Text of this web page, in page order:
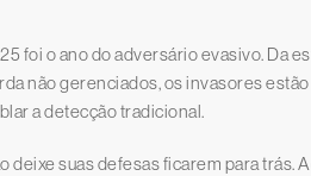
foi o ano do adversário evasivo. Da
não gerenciados, os invasores
a detecção tradicional.
deixe suas defesas ficarem para